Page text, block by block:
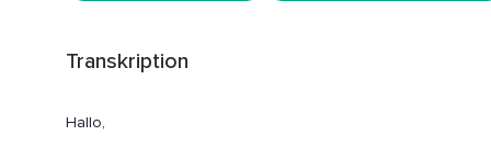
Transkription
Hallo,